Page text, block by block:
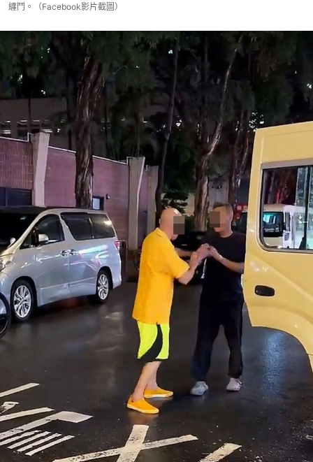
纏鬥。（Facebook影片截圖）